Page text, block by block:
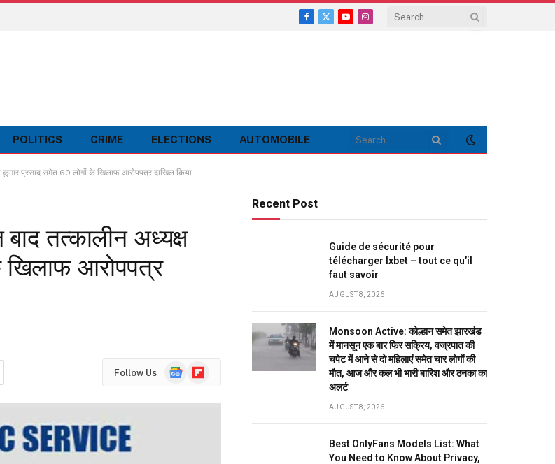
Facebook
X
YouTubeInstagram
POLITICS CRIME ELECTIONS AUTOMOBILE
कुमार प्रसाद समेत 60 लोगों के खिलाफ आरोपपत्र दाखिल किया
तत्कालीन अध्यक्ष
खिलाफ आरोपपत्र
Follow Us
GoogleFlipboard
Recent Post
Guide de sécurité pour
télécharger Ixbet – tout ce qu’il
faut savoir
AUGUST 8, 2026
Monsoon Active: कोल्हान समेत झारखंड
में मानसून एक बार फिर सक्रिय, वज्रपात की
चपेट में आने से दो महिलाएं समेत चार लोगों की
मौत, आज और कल भी भारी बारिश और ठनका का
अलर्ट
AUGUST 8, 2026
Best OnlyFans Models List: What
You Need to Know About Privacy,